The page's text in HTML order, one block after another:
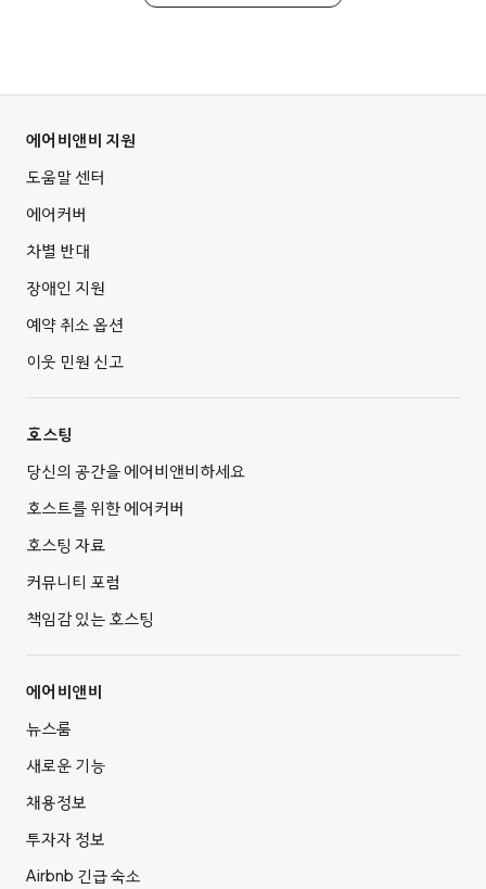
에어비앤비 지원
도움말 센터
에어커버
차별 반대
장애인 지원
예약 취소 옵션
이웃 민원 신고
호스팅
당신의 공간을 에어비앤비하세요
호스트를 위한 에어커버
호스팅 자료
커뮤니티 포럼
책임감 있는 호스팅
에어비앤비
뉴스룸
새로운 기능
채용정보
투자자 정보
Airbnb 긴급 숙소